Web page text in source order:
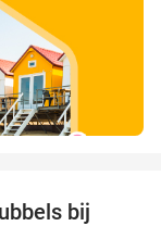
bij